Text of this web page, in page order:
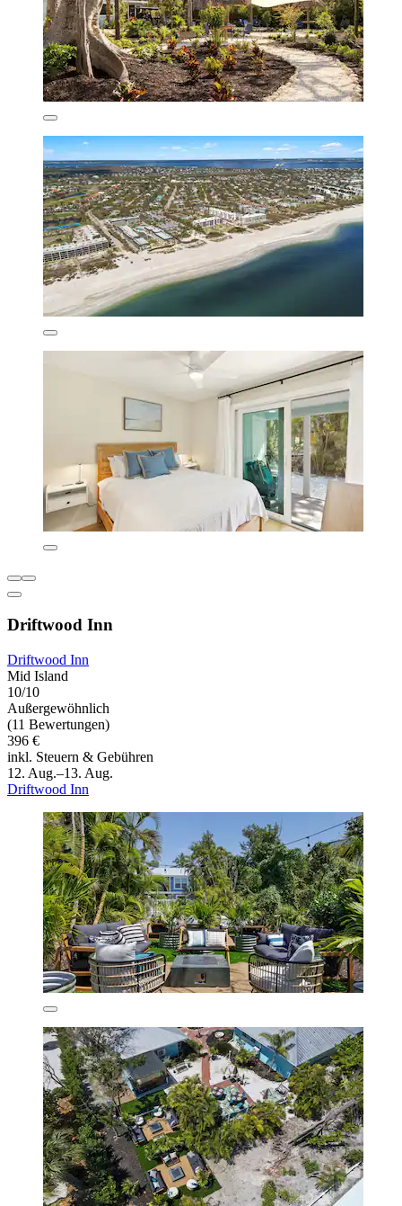
Driftwood Inn
Driftwood Inn
Mid Island
10/10
Außergewöhnlich
(11 Bewertungen)
396 €
inkl. Steuern & Gebühren
12. Aug.–13. Aug.
Driftwood Inn